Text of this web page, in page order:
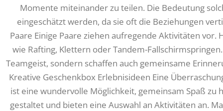
Momente miteinander zu teilen. Die Bedeutung
eingeschätzt werden, da sie oft die Beziehungen
Paare Einige Paare ziehen aufregende Aktivitäten
wie Rafting, Klettern oder Tandem-
Teamgeist, sondern schaffen auch gemeinsame
Kreative Geschenkbox Erlebnisideen Eine
ist eine wundervolle Möglichkeit, gemeinsam Spaß zu
gestaltet und bieten eine Auswahl an Aktivitäten an.